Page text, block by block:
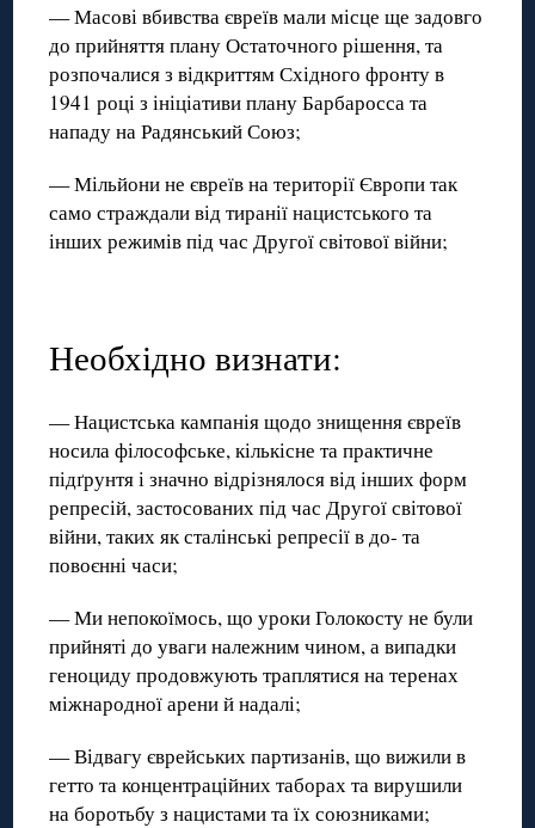
— Масові вбивства євреїв мали місце ще задовго
до прийняття плану Остаточного рішення, та
розпочалися з відкриттям Східного фронту в
1941 році з ініціативи плану Барбаросса та
нападу на Радянський Союз;
— Мільйони не євреїв на території Європи так
само страждали від тиранії нацистського та
інших режимів під час Другої світової війни;
Необхідно визнати:
— Нацистська кампанія щодо знищення євреїв
носила філософське, кількісне та практичне
підґрунтя і значно відрізнялося від інших форм
репресій, застосованих під час Другої світової
війни, таких як сталінські репресії в до- та
повоєнні часи;
— Ми непокоїмось, що уроки Голокосту не були
прийняті до уваги належним чином, а випадки
геноциду продовжують траплятися на теренах
міжнародної арени й надалі;
— Відвагу єврейських партизанів, що вижили в
гетто та концентраційних таборах та вирушили
на боротьбу з нацистами та їх союзниками;